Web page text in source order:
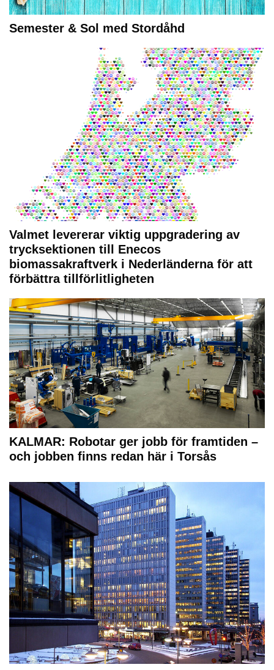
Semester & Sol med Stordåhd
Valmet levererar viktig uppgradering av
trycksektionen till Enecos
biomassakraftverk i Nederländerna för att
förbättra tillförlitligheten
KALMAR: Robotar ger jobb för framtiden –
och jobben finns redan här i Torsås